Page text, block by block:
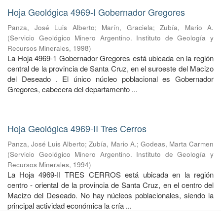
Hoja Geológica 4969-I Gobernador Gregores
Panza, José Luis Alberto; Marín, Graciela; Zubía, Mario A.
(Servicio Geológico Minero Argentino. Instituto de Geología y
Recursos Minerales, 1998)
La Hoja 4969-1 Gobernador Gregores está ubicada en la región
central de la provincia de Santa Cruz, en el suroeste del Macizo
del Deseado . El único núcleo poblacional es Gobernador
Gregores, cabecera del departamento ...
Hoja Geológica 4969-II Tres Cerros
Panza, José Luis Alberto;Zubía, Mario A.; Godeas, Marta Carmen
(Servicio Geológico Minero Argentino. Instituto de Geología y
Recursos Minerales, 1994)
La Hoja 4969-II TRES CERROS está ubicada en la región
centro - oriental de la provincia de Santa Cruz, en el centro del
Macizo del Deseado. No hay núcleos poblacionales, siendo la
principal actividad económica la cría ...